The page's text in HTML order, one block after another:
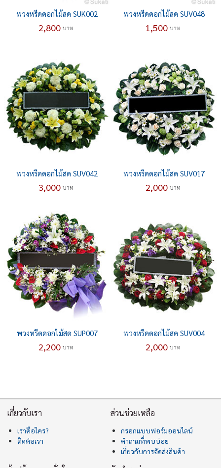
พวงหรีดดอกไม้สด SUK002
2,800 บาท
พวงหรีดดอกไม้สด SUV048
1,500 บาท
พวงหรีดดอกไม้สด SUV042
3,000 บาท
พวงหรีดดอกไม้สด SUV017
2,000 บาท
พวงหรีดดอกไม้สด SUP007
2,200 บาท
พวงหรีดดอกไม้สด SUV004
2,000 บาท
เกี่ยวกับเรา
เราคือใคร?
ติดต่อเรา
ส่วนช่วยเหลือ
กรอกแบบฟอร์มออนไลน์
คำถามที่พบบ่อย
เกี่ยวกับการจัดส่งสินค้า